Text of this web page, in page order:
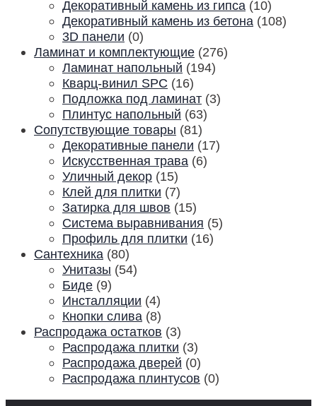
Декоративный камень из гипса (10)
Декоративный камень из бетона (108)
3D панели (0)
Ламинат и комплектующие (276)
Ламинат напольный (194)
Кварц-винил SPC (16)
Подложка под ламинат (3)
Плинтус напольный (63)
Сопутствующие товары (81)
Декоративные панели (17)
Искусственная трава (6)
Уличный декор (15)
Клей для плитки (7)
Затирка для швов (15)
Система выравнивания (5)
Профиль для плитки (16)
Сантехника (80)
Унитазы (54)
Биде (9)
Инсталляции (4)
Кнопки слива (8)
Распродажа остатков (3)
Распродажа плитки (3)
Распродажа дверей (0)
Распродажа плинтусов (0)